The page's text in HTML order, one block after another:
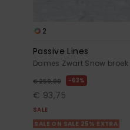
2
Passive Lines
Dames Zwart Snow broek
€ 250,00 63%
€ 93,75
SALE
SALE ON SALE 25% EXTRA